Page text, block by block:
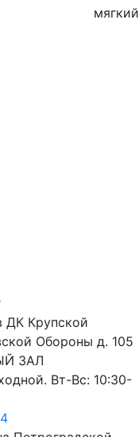
мягкий
ДК Крупской
Обороны д. 105
ЗАЛ
Вт-Вс: 10:30-